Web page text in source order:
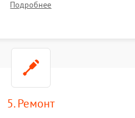
также ответит на все ваши
Подробнее
5. Ремонт